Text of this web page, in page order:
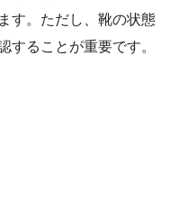
す。ただし、靴の状態
することが重要です。